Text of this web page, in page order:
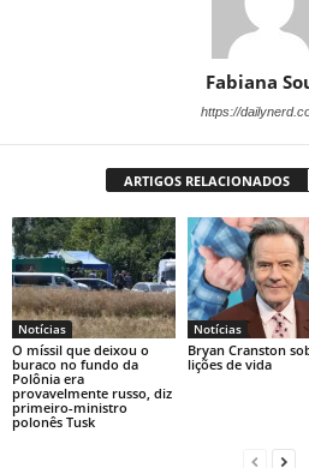
Fabiana
https://
ARTIGOS RELACIONADOS
Notícias
O míssil que deixou o
buraco no fundo da
Polônia era
provavelmente russo, diz
primeiro-ministro
polonês Tusk
Notícias
Bryan Cranston
lições de vida